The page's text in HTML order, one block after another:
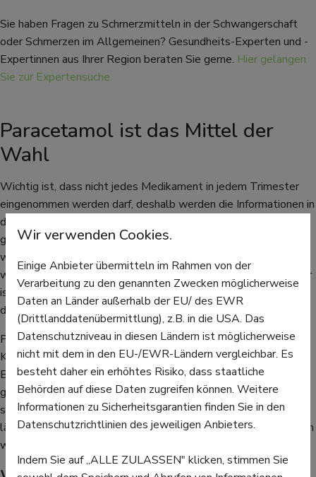
Sie haben Fragen zu Schmerzmitteln in der Schwangerschaft
oder Schmerzen im Allgemeinen? Gesundheits-Experten und -
Expertinnen aus Ihrer Region beraten Sie gerne. Hier gelangen
Sie zur Expertensuche.
Paracetamol ist das Mittel der
Wahl
Wichtig ist, dass nicht jedes Medikament in jedem Trimester
eingenommen werden darf, deshalb werden die Informationen in
das erste, zweite und dritte Trimester aufgeteilt. Außerdem
gibt es Informationen für die Einnahme von Schmerzmitteln
während der Stillzeit. Ist ein Medikament nicht geeignet,
werden Alternativen vorgeschlagen. Wer sich dennoch unsicher
ist, sollte die Einnahme unbedingt mit der Gynäkologin oder
dem Gynäkologen besprechen.
Paracetamol ist laut Embryotox das Mittel der Wahl bei
Kopfschmerzen, Zahnschmerzen und Fieber in allen Trimestern.
Bei leichten bis mittelstarken Schmerzen kann es der Mutter
gut helfen und schadet dem Embryo im Bauch nicht. Jedoch
sollte Paracetamol nicht in hohen Dosen und über einen
längeren Zeitraum während der Schwangerschaft eingenommen
werden.
Wir verwenden Cookies.
Einige Anbieter übermitteln im Rahmen von der
Verarbeitung zu den genannten Zwecken möglicherweise
Daten an Länder außerhalb der EU/ des EWR
(Drittlanddatenübermittlung), z.B. in die USA. Das
Datenschutzniveau in diesen Ländern ist möglicherweise
nicht mit dem in den EU-/EWR-Ländern vergleichbar. Es
besteht daher ein erhöhtes Risiko, dass staatliche
Behörden auf diese Daten zugreifen können. Weitere
Informationen zu Sicherheitsgarantien finden Sie in den
Datenschutzrichtlinien des jeweiligen Anbieters.
Indem Sie auf „ALLE ZULASSEN" klicken, stimmen Sie